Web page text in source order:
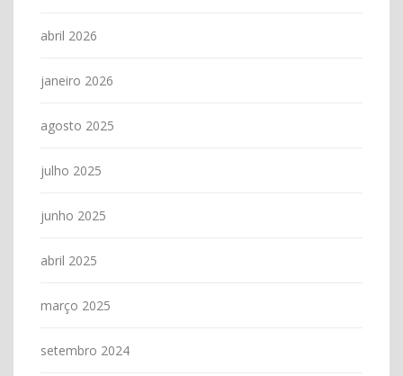
abril 2026
janeiro 2026
agosto 2025
julho 2025
junho 2025
abril 2025
março 2025
setembro 2024